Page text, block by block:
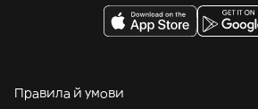
Правила й умови